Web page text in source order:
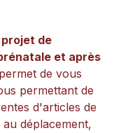
projet de
et après
de vous
permettant de
d'articles de
déplacement,